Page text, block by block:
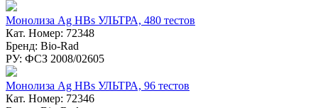
Монолиза Ag HBs УЛЬТРА, 480 тестов
Кат. Номер: 72348
Бренд: Bio-Rad
РУ: ФСЗ 2008/02605
Монолиза Ag HBs УЛЬТРА, 96 тестов
Кат. Номер: 72346